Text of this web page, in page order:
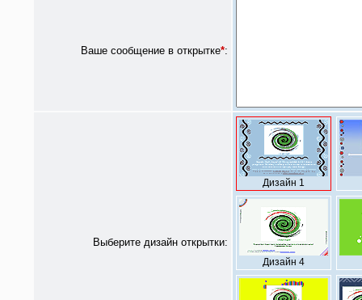
Ваше сообщение в открытке*:
Выберите дизайн открытки:
Дизайн 1
Дизайн 4